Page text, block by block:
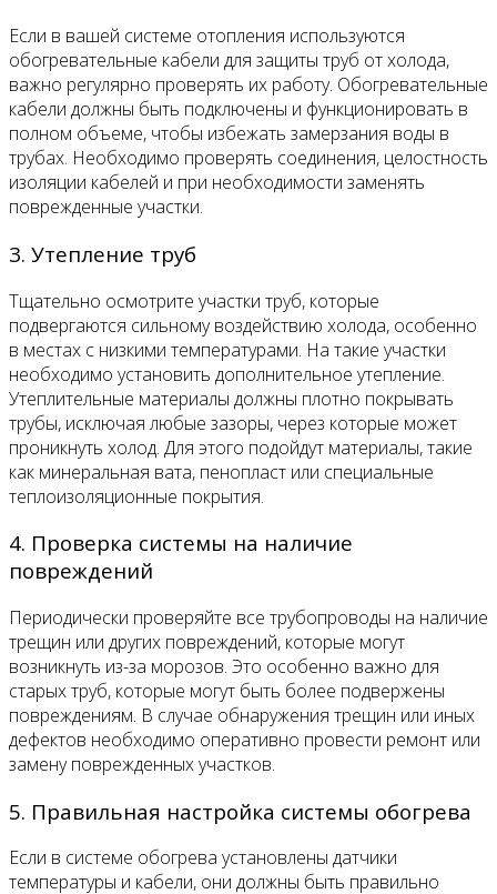
Если в вашей системе отопления используются
обогревательные кабели для защиты труб от холода,
важно регулярно проверять их работу. Обогревательные
кабели должны быть подключены и функционировать в
полном объеме, чтобы избежать замерзания воды в
трубах. Необходимо проверять соединения, целостность
изоляции кабелей и при необходимости заменять
поврежденные участки.
3. Утепление труб
Тщательно осмотрите участки труб, которые
подвергаются сильному воздействию холода, особенно
в местах с низкими температурами. На такие участки
необходимо установить дополнительное утепление.
Утеплительные материалы должны плотно покрывать
трубы, исключая любые зазоры, через которые может
проникнуть холод. Для этого подойдут материалы, такие
как минеральная вата, пенопласт или специальные
теплоизоляционные покрытия.
4. Проверка системы на наличие
повреждений
Периодически проверяйте все трубопроводы на наличие
трещин или других повреждений, которые могут
возникнуть из-за морозов. Это особенно важно для
старых труб, которые могут быть более подвержены
повреждениям. В случае обнаружения трещин или иных
дефектов необходимо оперативно провести ремонт или
замену поврежденных участков.
5. Правильная настройка системы обогрева
Если в системе обогрева установлены датчики
температуры и кабели, они должны быть правильно